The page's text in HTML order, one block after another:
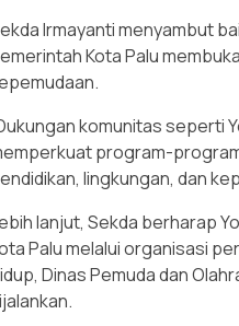
Irmayanti menyambut
Kota Palu
komunitas seperti
program-
lingkungan, dan
lanjut, Sekda berharap
Palu melalui organisasi
Dinas Pemuda dan